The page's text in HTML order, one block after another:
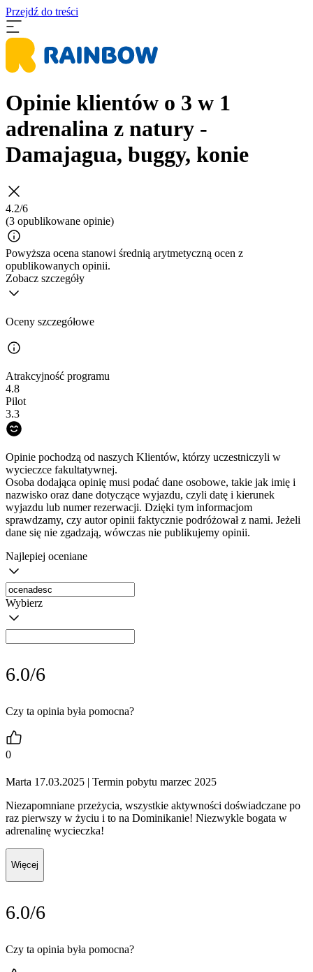
Przejdź do treści
Opinie klientów o 3 w 1
adrenalina z natury -
Damajagua, buggy, konie
4.2/6
(3 opublikowane opinie)
Powyższa ocena stanowi średnią arytmetyczną ocen z
opublikowanych opinii.
Zobacz szczegóły
Oceny szczegółowe
Atrakcyjność programu
4.8
Pilot
3.3
Opinie pochodzą od naszych Klientów, którzy uczestniczyli w
wycieczce fakultatywnej.
Osoba dodająca opinię musi podać dane osobowe, takie jak imię i
nazwisko oraz dane dotyczące wyjazdu, czyli datę i kierunek
wyjazdu lub numer rezerwacji. Dzięki tym informacjom
sprawdzamy, czy autor opinii faktycznie podróżował z nami. Jeżeli
dane się nie zgadzają, wówczas nie publikujemy opinii.
Najlepiej oceniane
Wybierz
6.0/6
Czy ta opinia była pomocna?
0
Marta 17.03.2025 | Termin pobytu marzec 2025
Niezapomniane przeżycia, wszystkie aktywności doświadczane po
raz pierwszy w życiu i to na Dominikanie! Niezwykle bogata w
adrenalinę wycieczka!
Więcej
6.0/6
Czy ta opinia była pomocna?